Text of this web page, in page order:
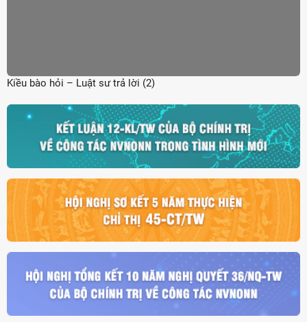
Kiều bào hỏi – Luật sư trả lời (2)